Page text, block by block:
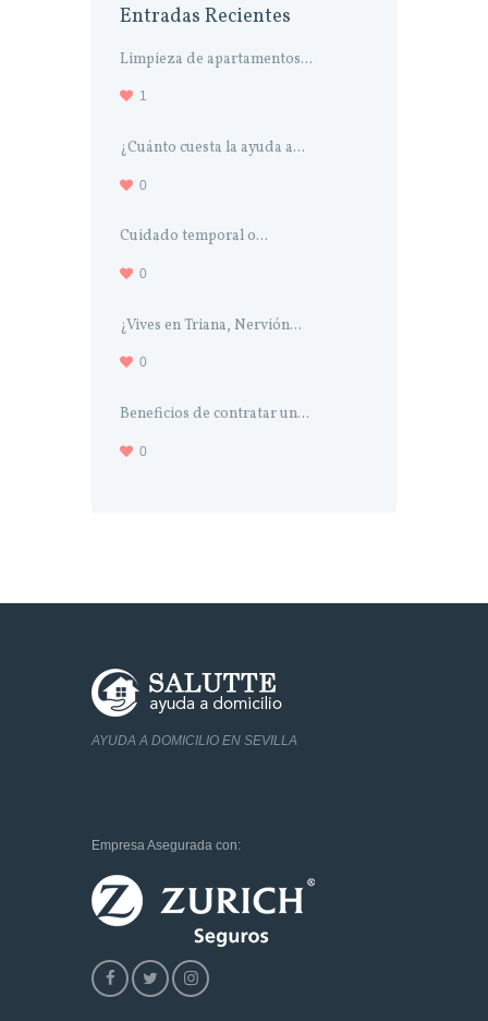
Entradas Recientes
Limpieza de apartamentos...
1
¿Cuánto cuesta la ayuda a...
0
Cuidado temporal o...
0
¿Vives en Triana, Nervión...
0
Beneficios de contratar un...
0
AYUDA A DOMICILIO EN SEVILLA
Empresa Asegurada con: